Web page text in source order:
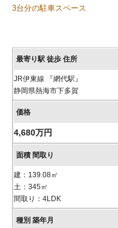
3台分の駐車スペース
JR伊東線 『網代駅』
静岡県熱海市下多賀
4,680万円
建：139.08㎡
土：345㎡
間取り：4LDK